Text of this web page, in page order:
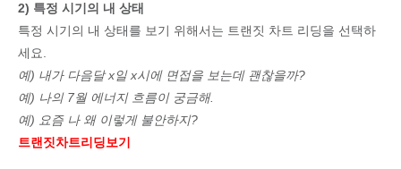
2) 특정 시기의 내 상태
특정 시기의 내 상태를 보기 위해서는 트랜짓 차트 리딩을 선택하
세요.
예) 내가 다음달 x일 x시에 면접을 보는데 괜찮을까?
예) 나의 7월 에너지 흐름이 궁금해.
예) 요즘 나 왜 이렇게 불안하지?
트랜짓차트리딩보기